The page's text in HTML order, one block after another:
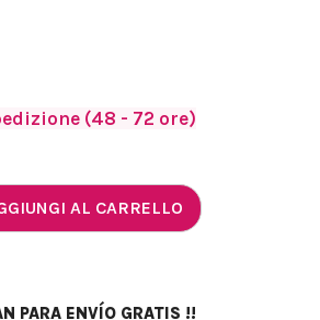
(48 - 72 ore)
AL CARRELLO
PARA ENVÍO GRATIS !!